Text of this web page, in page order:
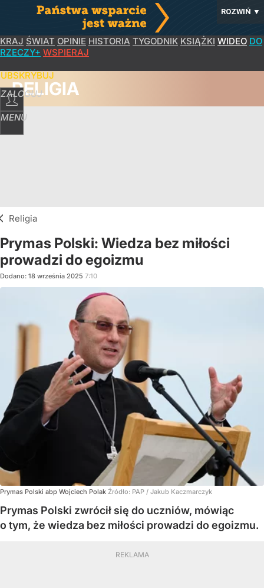
ROZWIŃ ▼
KRAJ ŚWIAT OPINIE HISTORIA TYGODNIK KSIĄŻKI WIDEO DO
RZECZY+ WSPIERAJ
ZALOGUJ
MENU
RELIGIA
Religia
Prymas Polski: Wiedza bez miłości
prowadzi do egoizmu
Dodano: 18 września 2025 7:10
Prymas Polski abp Wojciech Polak Źródło: PAP / Jakub Kaczmarczyk
Prymas Polski zwrócił się do uczniów, mówiąc
o tym, że wiedza bez miłości prowadzi do egoizmu.